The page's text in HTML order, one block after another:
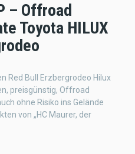
– Offroad
Toyota HILUX
Red Bull Erzbergrodeo Hilux
preisgünstig, Offroad
ohne Risiko ins Gelände
von „HC Maurer, der